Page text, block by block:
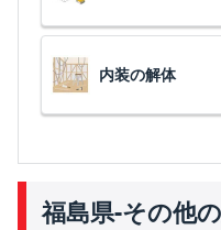
内装の解体
福島県-その他